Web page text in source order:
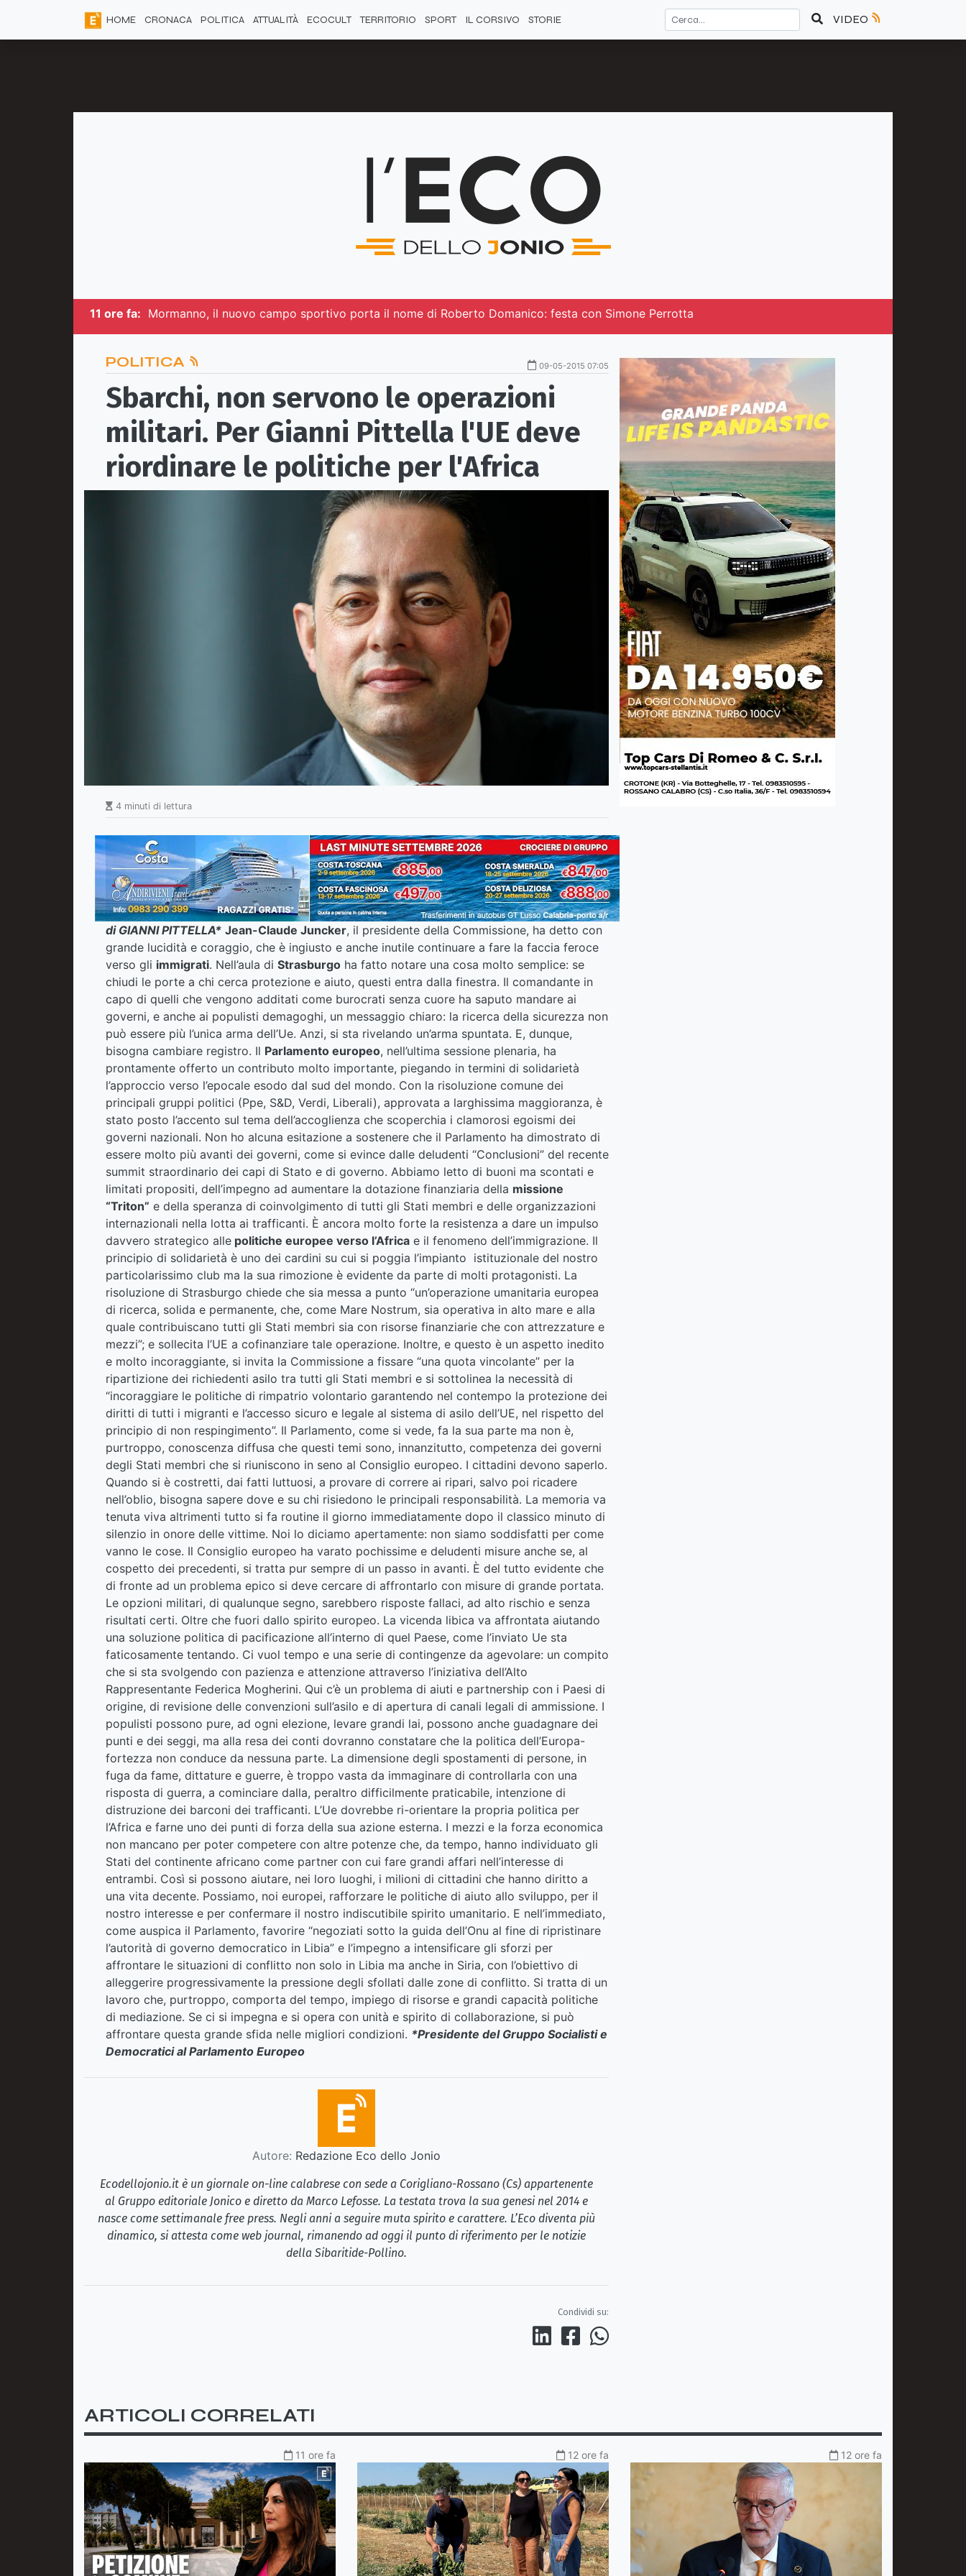
HOME CRONACA POLITICA ATTUALITÀ ECOCULT TERRITORIO SPORT IL CORSIVO STORIE VIDEO
11 ore fa: Mormanno, il nuovo campo sportivo porta il nome di Roberto Domanico: festa con Simone Perrotta
POLITICA 09-05-2015 07:05
Sbarchi, non servono le operazioni
militari. Per Gianni Pittella l'UE deve
riordinare le politiche per l'Africa
4 minuti di lettura
di GIANNI PITTELLA* Jean-Claude Juncker, il presidente della Commissione, ha detto con
grande lucidità e coraggio, che è ingiusto e anche inutile continuare a fare la faccia feroce
verso gli immigrati. Nell’aula di Strasburgo ha fatto notare una cosa molto semplice: se
chiudi le porte a chi cerca protezione e aiuto, questi entra dalla finestra. Il comandante in
capo di quelli che vengono additati come burocrati senza cuore ha saputo mandare ai
governi, e anche ai populisti demagoghi, un messaggio chiaro: la ricerca della sicurezza non
può essere più l’unica arma dell’Ue. Anzi, si sta rivelando un’arma spuntata. E, dunque,
bisogna cambiare registro. Il Parlamento europeo, nell’ultima sessione plenaria, ha
prontamente offerto un contributo molto importante, piegando in termini di solidarietà
l’approccio verso l’epocale esodo dal sud del mondo. Con la risoluzione comune dei
principali gruppi politici (Ppe, S&D, Verdi, Liberali), approvata a larghissima maggioranza, è
stato posto l’accento sul tema dell’accoglienza che scoperchia i clamorosi egoismi dei
governi nazionali. Non ho alcuna esitazione a sostenere che il Parlamento ha dimostrato di
essere molto più avanti dei governi, come si evince dalle deludenti “Conclusioni” del recente
summit straordinario dei capi di Stato e di governo. Abbiamo letto di buoni ma scontati e
limitati propositi, dell’impegno ad aumentare la dotazione finanziaria della missione
“Triton” e della speranza di coinvolgimento di tutti gli Stati membri e delle organizzazioni
internazionali nella lotta ai trafficanti. È ancora molto forte la resistenza a dare un impulso
davvero strategico alle politiche europee verso l’Africa e il fenomeno dell’immigrazione. Il
principio di solidarietà è uno dei cardini su cui si poggia l’impianto istituzionale del nostro
particolarissimo club ma la sua rimozione è evidente da parte di molti protagonisti. La
risoluzione di Strasburgo chiede che sia messa a punto “un’operazione umanitaria europea
di ricerca, solida e permanente, che, come Mare Nostrum, sia operativa in alto mare e alla
quale contribuiscano tutti gli Stati membri sia con risorse finanziarie che con attrezzature e
mezzi”; e sollecita l’UE a cofinanziare tale operazione. Inoltre, e questo è un aspetto inedito
e molto incoraggiante, si invita la Commissione a fissare “una quota vincolante” per la
ripartizione dei richiedenti asilo tra tutti gli Stati membri e si sottolinea la necessità di
“incoraggiare le politiche di rimpatrio volontario garantendo nel contempo la protezione dei
diritti di tutti i migranti e l’accesso sicuro e legale al sistema di asilo dell’UE, nel rispetto del
principio di non respingimento”. Il Parlamento, come si vede, fa la sua parte ma non è,
purtroppo, conoscenza diffusa che questi temi sono, innanzitutto, competenza dei governi
degli Stati membri che si riuniscono in seno al Consiglio europeo. I cittadini devono saperlo.
Quando si è costretti, dai fatti luttuosi, a provare di correre ai ripari, salvo poi ricadere
nell’oblio, bisogna sapere dove e su chi risiedono le principali responsabilità. La memoria va
tenuta viva altrimenti tutto si fa routine il giorno immediatamente dopo il classico minuto di
silenzio in onore delle vittime. Noi lo diciamo apertamente: non siamo soddisfatti per come
vanno le cose. Il Consiglio europeo ha varato pochissime e deludenti misure anche se, al
cospetto dei precedenti, si tratta pur sempre di un passo in avanti. È del tutto evidente che
di fronte ad un problema epico si deve cercare di affrontarlo con misure di grande portata.
Le opzioni militari, di qualunque segno, sarebbero risposte fallaci, ad alto rischio e senza
risultati certi. Oltre che fuori dallo spirito europeo. La vicenda libica va affrontata aiutando
una soluzione politica di pacificazione all’interno di quel Paese, come l’inviato Ue sta
faticosamente tentando. Ci vuol tempo e una serie di contingenze da agevolare: un compito
che si sta svolgendo con pazienza e attenzione attraverso l’iniziativa dell’Alto
Rappresentante Federica Mogherini. Qui c’è un problema di aiuti e partnership con i Paesi di
origine, di revisione delle convenzioni sull’asilo e di apertura di canali legali di ammissione. I
populisti possono pure, ad ogni elezione, levare grandi lai, possono anche guadagnare dei
punti e dei seggi, ma alla resa dei conti dovranno constatare che la politica dell’Europa-
fortezza non conduce da nessuna parte. La dimensione degli spostamenti di persone, in
fuga da fame, dittature e guerre, è troppo vasta da immaginare di controllarla con una
risposta di guerra, a cominciare dalla, peraltro difficilmente praticabile, intenzione di
distruzione dei barconi dei trafficanti. L’Ue dovrebbe ri-orientare la propria politica per
l’Africa e farne uno dei punti di forza della sua azione esterna. I mezzi e la forza economica
non mancano per poter competere con altre potenze che, da tempo, hanno individuato gli
Stati del continente africano come partner con cui fare grandi affari nell’interesse di
entrambi. Così si possono aiutare, nei loro luoghi, i milioni di cittadini che hanno diritto a
una vita decente. Possiamo, noi europei, rafforzare le politiche di aiuto allo sviluppo, per il
nostro interesse e per confermare il nostro indiscutibile spirito umanitario. E nell’immediato,
come auspica il Parlamento, favorire “negoziati sotto la guida dell’Onu al fine di ripristinare
l’autorità di governo democratico in Libia” e l’impegno a intensificare gli sforzi per
affrontare le situazioni di conflitto non solo in Libia ma anche in Siria, con l’obiettivo di
alleggerire progressivamente la pressione degli sfollati dalle zone di conflitto. Si tratta di un
lavoro che, purtroppo, comporta del tempo, impiego di risorse e grandi capacità politiche
di mediazione. Se ci si impegna e si opera con unità e spirito di collaborazione, si può
affrontare questa grande sfida nelle migliori condizioni. *Presidente del Gruppo Socialisti e
Democratici al Parlamento Europeo
Autore: Redazione Eco dello Jonio
Ecodellojonio.it è un giornale on-line calabrese con sede a Corigliano-Rossano (Cs) appartenente
al Gruppo editoriale Jonico e diretto da Marco Lefosse. La testata trova la sua genesi nel 2014 e
nasce come settimanale free press. Negli anni a seguire muta spirito e carattere. L’Eco diventa più
dinamico, si attesta come web journal, rimanendo ad oggi il punto di riferimento per le notizie
della Sibaritide-Pollino.
Condividi su:
ARTICOLI CORRELATI
11 ore fa 12 ore fa 12 ore fa